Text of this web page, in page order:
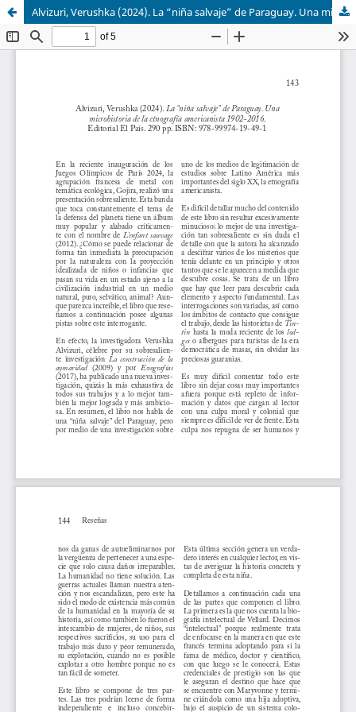
Alvizuri, Verushka (2024). La “niña salvaje” de Paraguay. Una microhistoria de la etnografía americanista 1902-2016